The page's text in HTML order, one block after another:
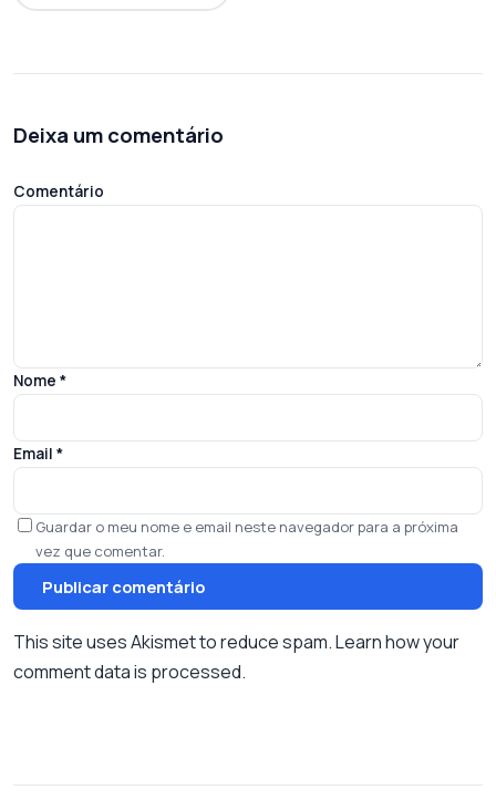
Deixa um comentário
Comentário
Nome *
Email *
Guardar o meu nome e email neste navegador para a próxima
vez que comentar.
This site uses Akismet to reduce spam.Learn how your
comment data is processed.